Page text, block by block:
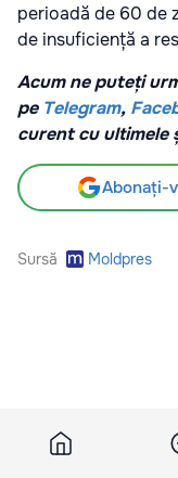
perioadă de 60 de
de insuficiență a
Acum ne puteți
pe Telegram,
curent cu ultimele
Abonați-
Sursă Moldpres